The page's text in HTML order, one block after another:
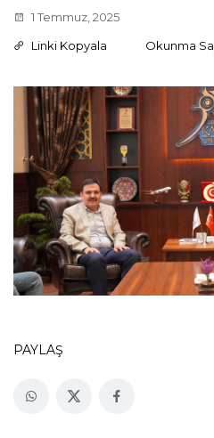
1 Temmuz, 2025
Linki Kopyala
Okunma
PAYLAŞ